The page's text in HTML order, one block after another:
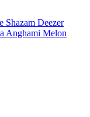
Shazam Deezer
Anghami Melon